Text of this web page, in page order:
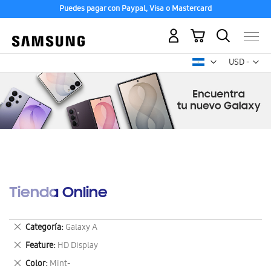
Puedes pagar con Paypal, Visa o Mastercard
USD -
dólar
Mi carrito
Tienda Online
Categoría Galaxy A
Eliminar
este
artículo
Feature HD Display
Eliminar
este
Color Mint-
Eliminar